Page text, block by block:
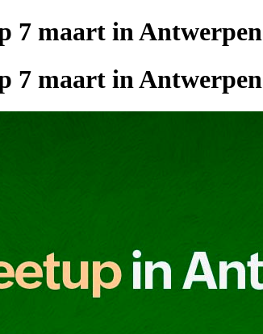
7 maart in Antwerpen
7 maart in Antwerpen